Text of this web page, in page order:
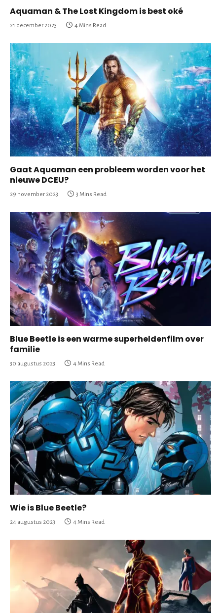
Aquaman & The Lost Kingdom is best oké
21 december 2023 4 Mins Read
Gaat Aquaman een probleem worden voor het
nieuwe DCEU?
29 november 2023 3 Mins Read
Blue Beetle is een warme superheldenfilm over
familie
30 augustus 2023 4 Mins Read
Wie is Blue Beetle?
24 augustus 2023 4 Mins Read